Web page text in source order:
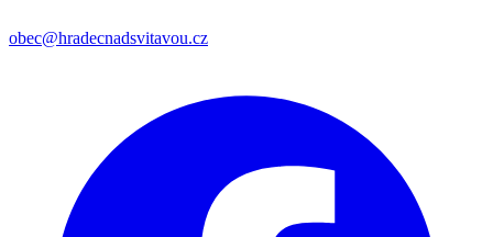
obec@hradecnadsvitavou.cz